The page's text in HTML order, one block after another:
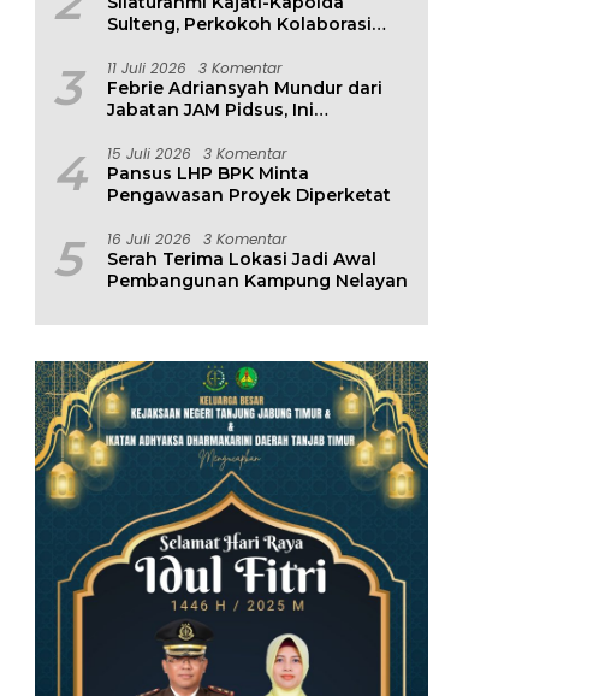
Sulteng, Perkokoh Kolaborasi
3 11 Juli 2026 3 Komentar
Febrie Adriansyah Mundur dari
Jabatan JAM Pidsus, Ini
4 15 Juli 2026 3 Komentar
Pansus LHP BPK Minta
Pengawasan Proyek Diperketat
5 16 Juli 2026 3 Komentar
Serah Terima Lokasi Jadi Awal
Pembangunan Kampung Nelayan